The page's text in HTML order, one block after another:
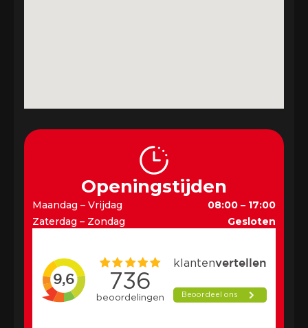
Openingstijden
Maandag – Vrijdag
08:00 – 17:00
Zaterdag – Zondag
Gesloten